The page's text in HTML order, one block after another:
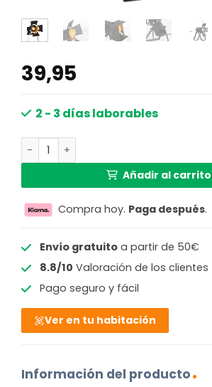
39,95
2 - 3 días laborables
Lámpara de mesa industrial retro
Añadir al carrito
Compra hoy. Paga después.
Envío gratuitoa partir de 50€
8.8/10 Valoración de los clientes
Pago seguro y fácil
Ver en tu habitación
Información del producto